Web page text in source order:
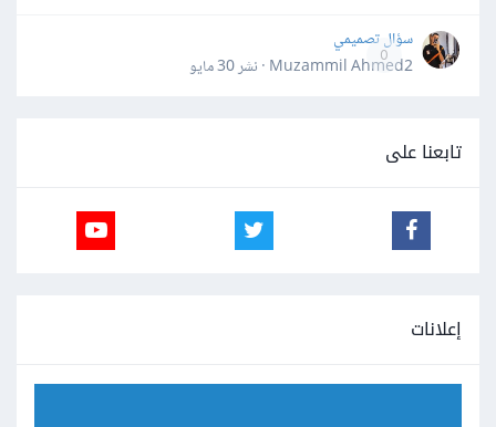
0
سؤال تصميمي
Muzammil Ahmed2 · نشر
30 مايو
تابعنا على
إعلانات